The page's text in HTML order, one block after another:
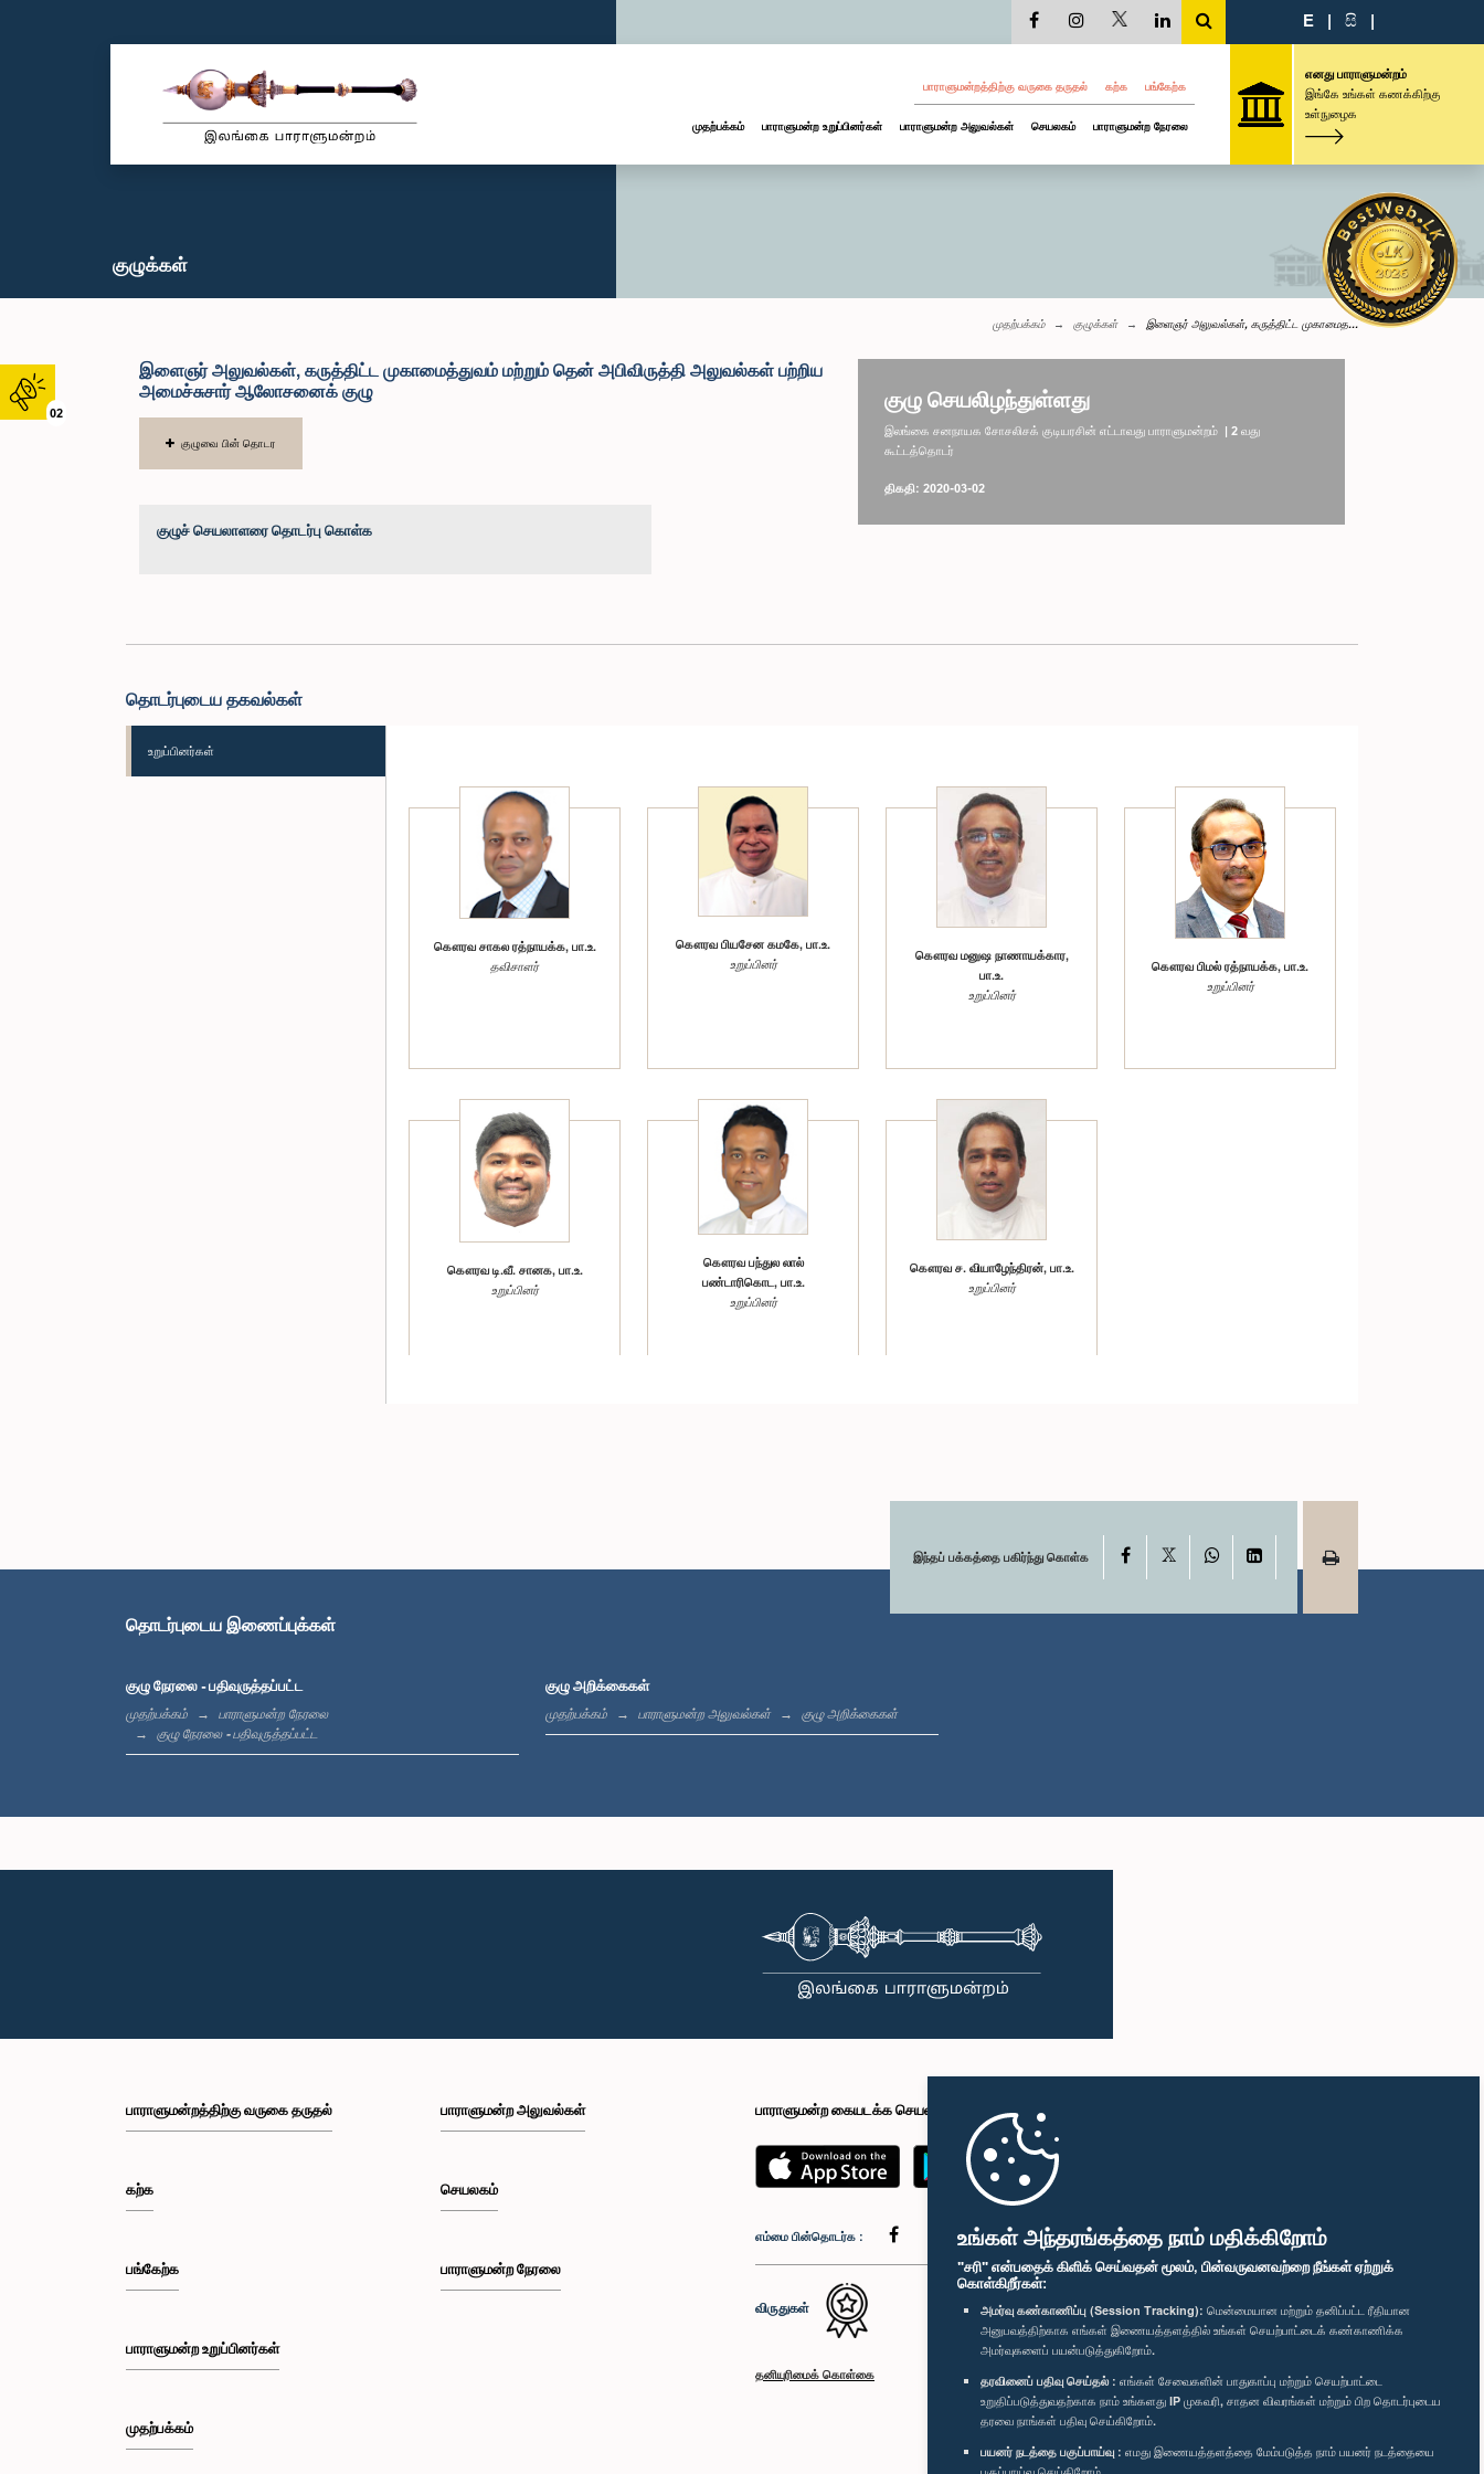
உங்கள் அந்தரங்கத்தை நாம் மதிக்கிறோம்
"சரி" என்பதைக் கிளிக் செய்வதன் மூலம், பின்வருவனவற்றை நீங்கள் ஏற்றுக்
கொள்கிறீர்கள்:
அமர்வு கண்காணிப்பு (Session Tracking): மென்மையான மற்றும் தனிப்பட்ட ரீதியான
அனுபவத்திற்காக எங்கள் இணையத்தளத்தில் உங்கள் செயற்பாட்டைக் கண்காணிக்க
அமர்வுகளைப் பயன்படுத்துகிறோம்.
தரவினைப் பதிவு செய்தல் : எங்கள் சேவைகளின் பாதுகாப்பு மற்றும் செயற்பாட்டை
உறுதிப்படுத்துவதற்காக நாம் உங்களது IP முகவரி, சாதன விவரங்கள் மற்றும் பிற தொடர்புடைய
தரவை நாங்கள் பதிவு செய்கிறோம்.
பயனர் நடத்தை பகுப்பாய்வு : எமது இணையத்தளத்தை மேம்படுத்த நாம் பயனர் நடத்தையை
02
E | සි |
பாராளுமன்றத்திற்கு வருகை தருதல் கற்க பங்கேற்க
முதற்பக்கம் பாராளுமன்ற உறுப்பினர்கள் பாராளுமன்ற அலுவல்கள் செயலகம் பாராளுமன்ற நேரலை
எனது பாராளுமன்றம்
இங்கே உங்கள் கணக்கிற்கு
உள்நுழைக
குழுக்கள்
முதற்பக்கம் குழுக்கள் இளைஞர் அலுவல்கள், கருத்திட்ட முகாமைத...
இளைஞர் அலுவல்கள், கருத்திட்ட முகாமைத்துவம் மற்றும் தென் அபிவிருத்தி அலுவல்கள் பற்றிய
அமைச்சுசார் ஆலோசனைக் குழு
குழுவை பின் தொடர
குழுச் செயலாளரை தொடர்பு கொள்க
குழு செயலிழந்துள்ளது
இலங்கை சனநாயக சோசலிசக் குடியரசின் எட்டாவது பாராளுமன்றம் | 2 வது
கூட்டத்தொடர்
திகதி: 2020-03-02
தொடர்புடைய தகவல்கள்
உறுப்பினர்கள்
கௌரவ சாகல ரத்நாயக்க, பா.உ.
தவிசாளர்
கௌரவ பியசேன கமகே, பா.உ.
உறுப்பினர்
கௌரவ மனுஷ நாணாயக்கார,
பா.உ.
உறுப்பினர்
கௌரவ பிமல் ரத்நாயக்க, பா.உ.
உறுப்பினர்
கௌரவ டி.வீ. சானக, பா.உ.
உறுப்பினர்
கௌரவ பந்துல லால்
பண்டாரிகொட, பா.உ.
உறுப்பினர்
கௌரவ ச. வியாழேந்திரன், பா.உ.
உறுப்பினர்
இந்தப் பக்கத்தை பகிர்ந்து கொள்க Facebook WhatsAppLinkedIn
தொடர்புடைய இணைப்புக்கள்
குழு நேரலை - பதிவுருத்தப்பட்ட
முதற்பக்கம்
பாராளுமன்ற நேரலை
குழு நேரலை - பதிவுருத்தப்பட்ட
குழு அறிக்கைகள்
முதற்பக்கம் பாராளுமன்ற அலுவல்கள் குழு அறிக்கைகள்
பாராளுமன்றத்திற்கு வருகை தருதல்
கற்க
பங்கேற்க
பாராளுமன்ற உறுப்பினர்கள்
முதற்பக்கம்
பாராளுமன்ற அலுவல்கள்
செயலகம்
பாராளுமன்ற நேரலை
பாராளுமன்ற கையடக்க செயலி
எம்மை பின்தொடர்க :
விருதுகள்
தனியுரிமைக் கொள்கை